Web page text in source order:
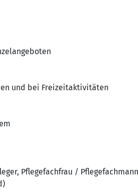
und bei Freizeitaktivitäten
Pflegefachfrau /